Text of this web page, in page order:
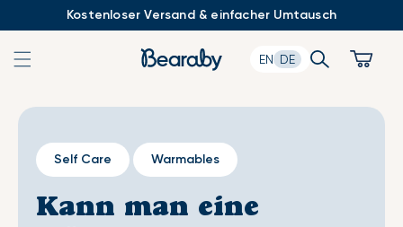
Kostenloser Versand & einfacher Umtausch
EN DE Search Cart
Self Care Warmables
Kann man eine